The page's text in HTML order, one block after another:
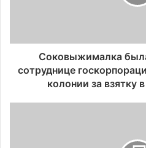
Соковыжималка
сотруднице
колонии за взятку